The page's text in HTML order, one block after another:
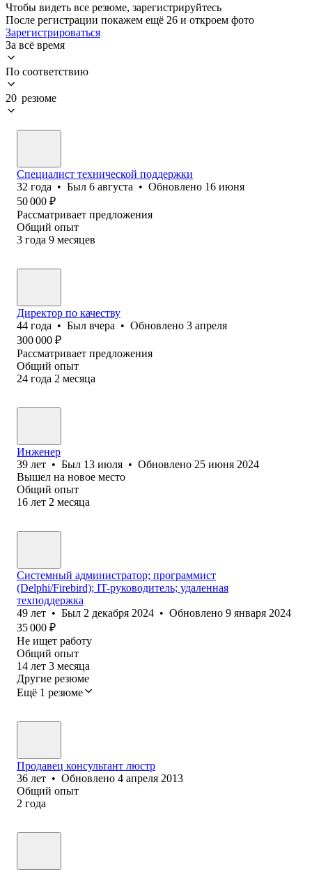
Чтобы видеть все резюме, зарегистрируйтесь
После регистрации покажем ещё 26 и откроем фото
Зарегистрироваться
За всё время
По соответствию
20 резюме
Специалист технической поддержки
32 года • Был 6 августа • Обновлено 16 июня
50 000 ₽
Рассматривает предложения
Общий опыт
3 года 9 месяцев
Директор по качеству
44 года • Был вчера • Обновлено 3 апреля
300 000 ₽
Рассматривает предложения
Общий опыт
24 года 2 месяца
Инженер
39 лет • Был 13 июля • Обновлено 25 июня 2024
Вышел на новое место
Общий опыт
16 лет 2 месяца
Системный администратор; программист
(Delphi/Firebird); IT-руководитель; удаленная
техподдержка
49 лет • Был 2 декабря 2024 • Обновлено 9 января 2024
35 000 ₽
Не ищет работу
Общий опыт
14 лет 3 месяца
Другие резюме
Ещё 1 резюме
Продавец консультант люстр
36 лет • Обновлено 4 апреля 2013
Общий опыт
2 года